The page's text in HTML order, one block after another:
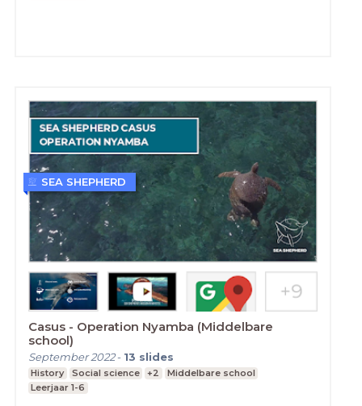
Casus - Operation Nyamba (Middelbare
school)
September 2022- 13 slides
History Social science +2
Middelbare school
Leerjaar 1-6
SEA SHEPHERD